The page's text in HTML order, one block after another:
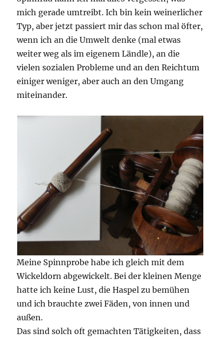
mich gerade umtreibt. Ich bin kein weinerlicher
Typ, aber jetzt passiert mir das schon mal öfter,
wenn ich an die Umwelt denke (mal etwas
weiter weg als im eigenem Ländle), an die
vielen sozialen Probleme und an den Reichtum
einiger weniger, aber auch an den Umgang
miteinander.
Meine Spinnprobe habe ich gleich mit dem
Wickeldorn abgewickelt. Bei der kleinen Menge
hatte ich keine Lust, die Haspel zu bemühen
und ich brauchte zwei Fäden, von innen und
außen.
Das sind solch oft gemachten Tätigkeiten, dass